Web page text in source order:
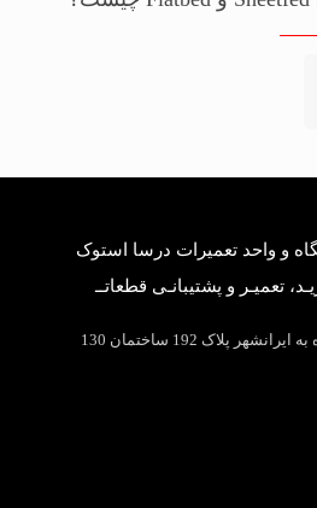
و واحد تعمیرات درسا استوک
تعمیـر و پشتیبانـی قطعاتــ
تهران خیابان سمیه نرسیده به ایرانشهر پلاک 192 ساختمان 130